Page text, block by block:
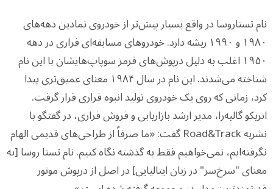
نام تستاروسا در واقع بسیار پیش‌تر از خودروی نمادین دهه‌های
۱۹۸۰ و ۱۹۹۰ ریشه دارد. خودروهای مسابقه‌ای فراری در دهه
۱۹۵۰ اغلب به دلیل درپوش‌های قرمز سوپاپ‌هایشان با این نام
شناخته می‌شدند. این نام در سال ۱۹۸۴ معنای عمیق‌تری پیدا
کرد، زمانی که روی یک خودروی تولید انبوه فراری قرار گرفت.
انریکو گالیه‌را، مدیر ارشد بازاریابی و فروش فراری، در گفتگو با
نشریه Road&Track گفت: «ما صرفاً از طراحی‌های قدیمی الهام
نگرفته‌ایم، نمی‌خواهیم فقط به گذشته نگاه کنیم. نام تستا روسا [به
معنای "سرخ‌سر" در زبان ایتالیایی] در اصل از درپوش موتور